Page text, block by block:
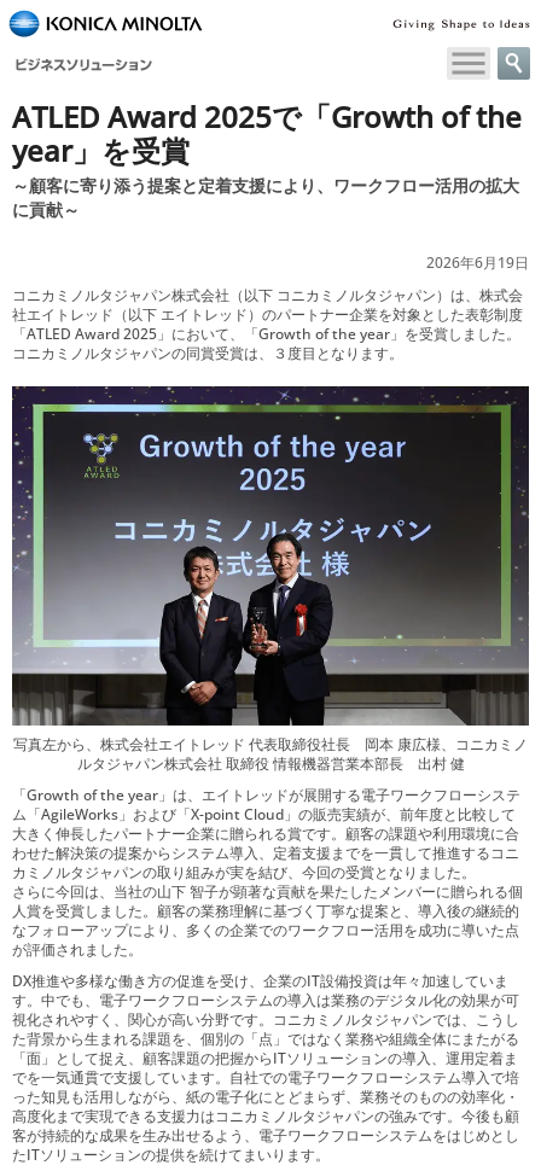
ペ
ー
内
移
動
用
の
で
本
文
へ
ATLED Award 2025で「Growth of the
year」を受賞
～顧客に寄り添う提案と定着支援により、ワークフロー活用の拡大
に貢献～
2026年6月19日
コニカミノルタジャパン株式会社（以下 コニカミノルタジャパン）は、株式会
社エイトレッド（以下 エイトレッド）のパートナー企業を対象とした表彰制度
「ATLED Award 2025」において、「Growth of the year」を受賞しました。
コニカミノルタジャパンの同賞受賞は、３度目となります。
写真左から、株式会社エイトレッド 代表取締役社長 岡本 康広様、 コニカミノ
ルタジャパン株式会社 取締役 情報機器営業本部長 出村 健
「Growth of the year」は、エイトレッドが展開する電子ワークフローシステ
ム「AgileWorks」および「X-point Cloud」の販売実績が、前年度と比較して
大きく伸長したパートナー企業に贈られる賞です。顧客の課題や利用環境に合
わせた解決策の提案からシステム導入、定着支援までを一貫して推進するコニ
カミノルタジャパンの取り組みが実を結び、今回の受賞となりました。
さらに今回は、当社の山下 智子が顕著な貢献を果たしたメンバーに贈られる個
人賞を受賞しました。顧客の業務理解に基づく丁寧な提案と、導入後の継続的
なフォローアップにより、多くの企業でのワークフロー活用を成功に導いた点
が評価されました。
DX推進や多様な働き方の促進を受け、企業のIT設備投資は年々加速していま
す。中でも、電子ワークフローシステムの導入は業務のデジタル化の効果が可
視化されやすく、関心が高い分野です。コニカミノルタジャパンでは、こうし
た背景から生まれる課題を、個別の「点」ではなく業務や組織全体にまたがる
「面」として捉え、顧客課題の把握からITソリューションの導入、運用定着ま
でを一気通貫で支援しています。自社での電子ワークフローシステム導入で培
った知見も活用しながら、紙の電子化にとどまらず、業務そのものの効率化・
高度化まで実現できる支援力はコニカミノルタジャパンの強みです。今後も顧
客が持続的な成果を生み出せるよう、電子ワークフローシステムをはじめとし
たITソリューションの提供を続けてまいります。